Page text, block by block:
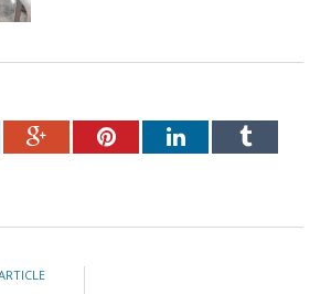
Google+PinterestLinkedInTumblr